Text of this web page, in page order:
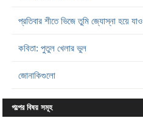
প্রতিবার শীতে ভিজে তুমি জ্যোস্না হয়ে যাও
কবিতা: পুতুল খেলার ভুল
জোনাকিগুলো
গল্পের বিষয় সমূহ